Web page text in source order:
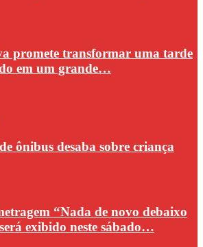
promete transformar uma tarde
em um grande…
ônibus desaba sobre criança
“Nada de novo debaixo
exibido neste sábado…